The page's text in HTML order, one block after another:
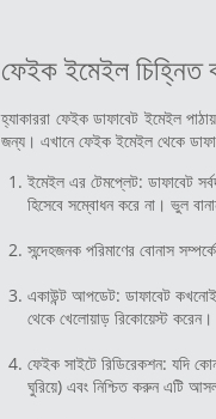
ফেইক ইমেইল
হ্যাকাররা ফেইক ডাফাবেট ইমেইল
জন্য। এখানে ফেইক ইমেইল থেকে
ইমেইল এর টেমপ্লেট: ডাফাবেট
হিসেবে সম্বোধন করে না। ভুল
সন্দেহজনক পরিমাণের বোনাস
একাউন্ট আপডেট: ডাফাবেট কখনোই
থেকে খেলোয়াড় রিকোয়েস্ট করেন।
ফেইক সাইটে রিডিরেকশন: যদি
ঘুরিয়ে) এবং নিশ্চিত করুন এটি